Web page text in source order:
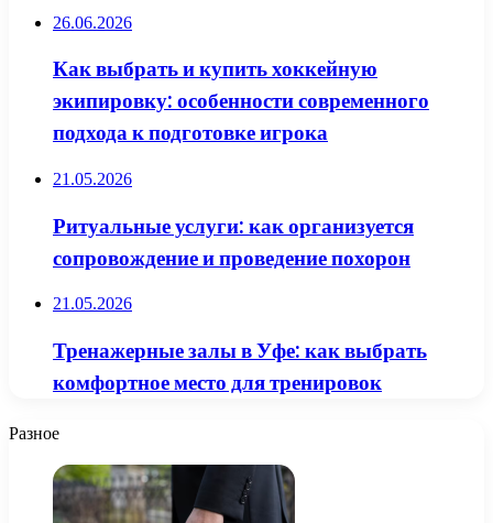
26.06.2026
Как выбрать и купить хоккейную
экипировку: особенности современного
подхода к подготовке игрока
21.05.2026
Ритуальные услуги: как организуется
сопровождение и проведение похорон
21.05.2026
Тренажерные залы в Уфе: как выбрать
комфортное место для тренировок
Разное